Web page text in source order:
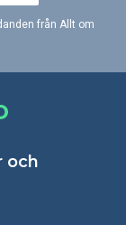
från Allt om
och